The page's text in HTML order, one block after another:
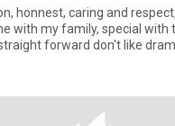
honnest, caring and
with my family, special with
forward don't like